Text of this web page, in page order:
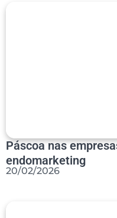
Páscoa nas
endomarketing
20/02/2026